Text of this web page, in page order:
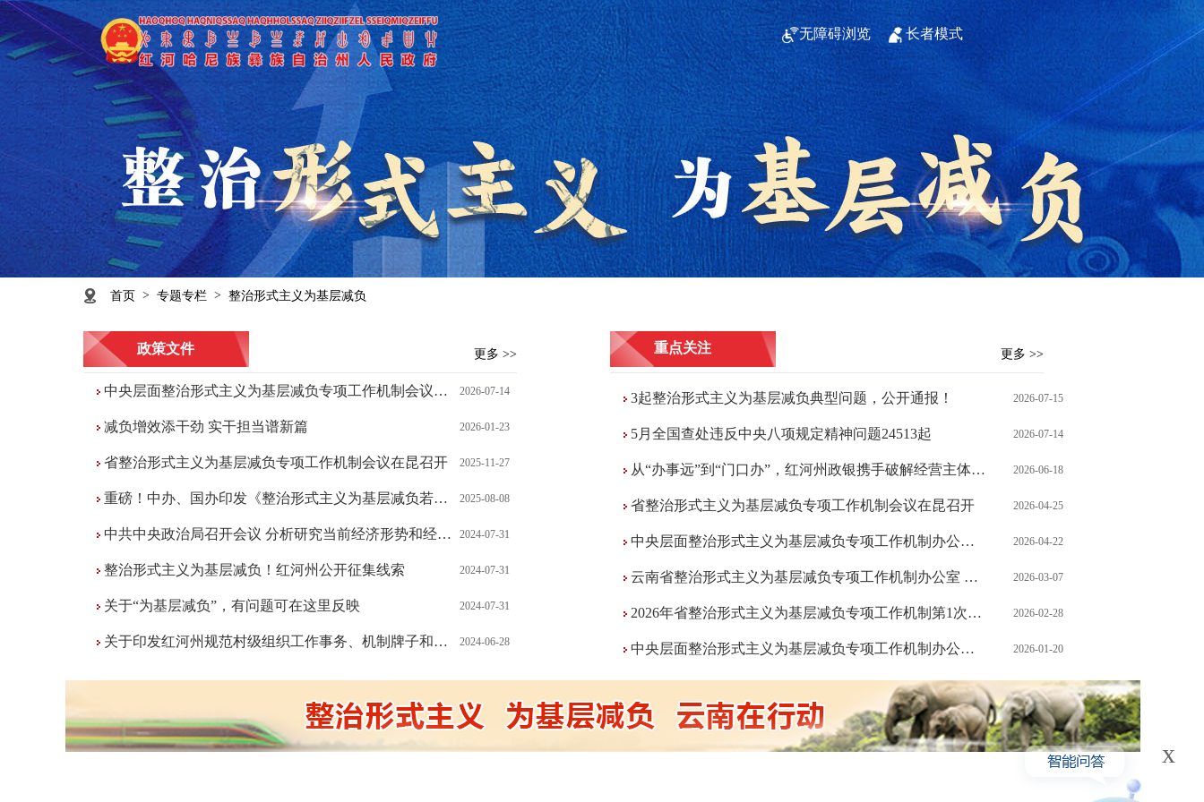
无障碍浏览 长者模式
首页 > 专题专栏 > 整治形式主义为基层减负
政策文件 更多 >>
中央层面整治形式主义为基层减负专项工作机制会议在京召开 2026-07-14
减负增效添干劲 实干担当谱新篇 2026-01-23
省整治形式主义为基层减负专项工作机制会议在昆召开 2025-11-27
重磅！中办、国办印发《整治形式主义为基层减负若干规定》 2025-08-08
中共中央政治局召开会议 分析研究当前经济形势和经济工作 审... 2024-07-31
整治形式主义为基层减负！红河州公开征集线索 2024-07-31
关于“为基层减负”，有问题可在这里反映 2024-07-31
关于印发红河州规范村级组织工作事务、机制牌子和证明事项实... 2024-06-28
重点关注 更多 >>
3起整治形式主义为基层减负典型问题，公开通报！ 2026-07-15
5月全国查处违反中央八项规定精神问题24513起 2026-07-14
从“办事远”到“门口办”，红河州政银携手破解经营主体“急... 2026-06-18
省整治形式主义为基层减负专项工作机制会议在昆召开 2026-04-25
中央层面整治形式主义为基层减负专项工作机制办公室 中央纪... 2026-04-22
云南省整治形式主义为基层减负专项工作机制办公室 云南省纪委... 2026-03-07
2026年省整治形式主义为基层减负专项工作机制第1次会议在昆召... 2026-02-28
中央层面整治形式主义为基层减负专项工作机制办公室 中央纪委... 2026-01-20
x